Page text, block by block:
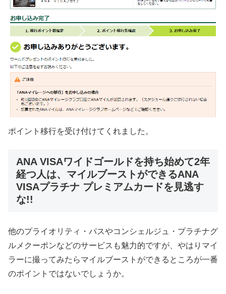
ポイント移行を受け付けてくれました。
ANA VISAワイドゴールドを持ち始めて2年
経つ人は、マイルブーストができるANA
VISAプラチナ プレミアムカードを見逃す
な!!
他のプライオリティ・パスやコンシェルジュ・プラチナグ
ルメクーポンなどのサービスも魅力的ですが、やはりマイ
ラーに撮ってみたらマイルブーストができるところが一番
のポイントではないでしょうか。